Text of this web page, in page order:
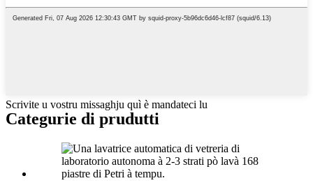
Scrivite u vostru missaghju quì è mandateci lu
Categurie di prudutti